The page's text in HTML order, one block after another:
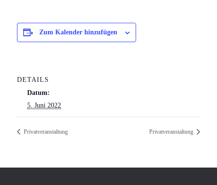
Zum Kalender hinzufügen
DETAILS
Datum:
5. Juni 2022
Privatveranstaltung Privatveranstaltung